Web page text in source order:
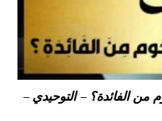
الفائدة؟ – التوحيدي –